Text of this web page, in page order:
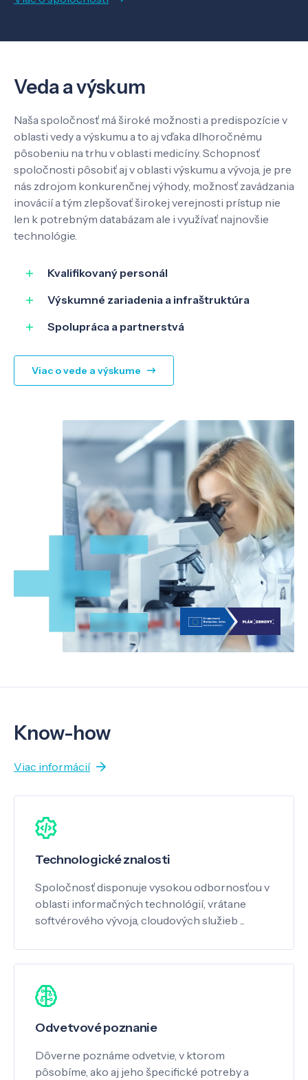
Pôsobenie
Know-how
O nás
Kontakt
Veda a výskum
Naša spoločnosť má široké možnosti a predispozície v
oblasti vedy a výskumu a to aj vďaka dlhoročnému
pôsobeniu na trhu v oblasti medicíny. Schopnosť
spoločnosti pôsobiť aj v oblasti výskumu a vývoja, je pre
nás zdrojom konkurenčnej výhody, možnosť zavádzania
inovácií a tým zlepšovať širokej verejnosti prístup nie
len k potrebným databázam ale i využívať najnovšie
technológie.
Kvalifikovaný personál
Výskumné zariadenia a infraštruktúra
Spolupráca a partnerstvá
Viac o vede a výskume
Know-how
Viac informácií
Technologické znalosti
Spoločnosť disponuje vysokou odbornosťou v
oblasti informačných technológií, vrátane
softvérového vývoja, cloudových služieb ...
Odvetvové poznanie
Dôverne poznáme odvetvie, v ktorom
pôsobíme, ako aj jeho špecifické potreby a